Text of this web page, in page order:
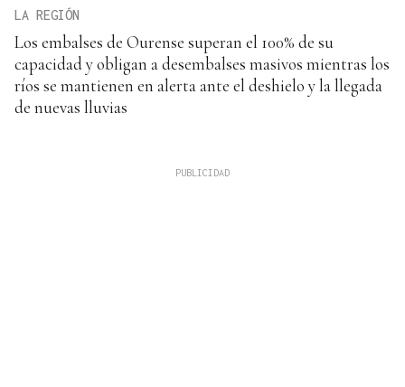
LA REGIÓN
Los embalses de Ourense superan el 100% de su
capacidad y obligan a desembalses masivos mientras los
ríos se mantienen en alerta ante el deshielo y la llegada
de nuevas lluvias